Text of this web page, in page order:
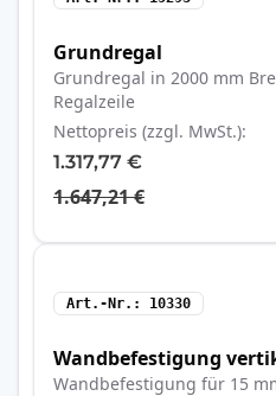
Grundregal
Grundregal in 2000 mm
Regalzeile
Nettopreis (zzgl. MwSt.)
1.317,77 €
1.647,21 €
Art.-Nr. 10330
Wandbefestigung
Wandbefestigung für 15